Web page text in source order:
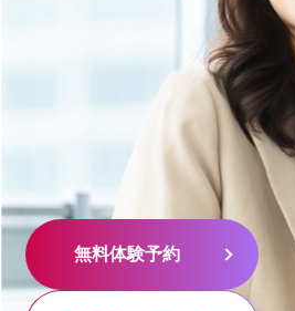
無料体験予約
無料体験予約